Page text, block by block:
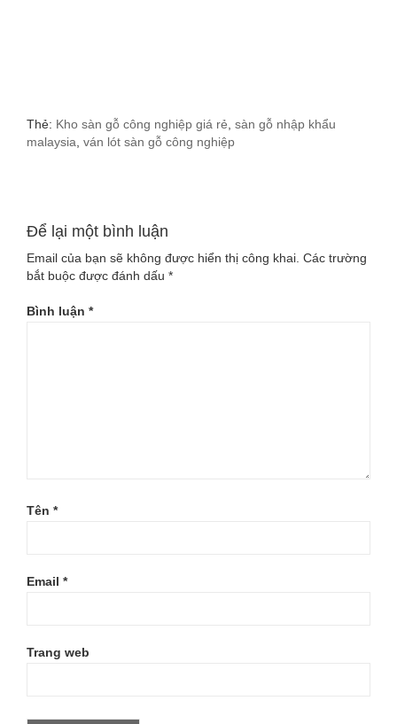
Thẻ: Kho sàn gỗ công nghiệp giá rẻ, sàn gỗ nhập khẩu
malaysia, ván lót sàn gỗ công nghiệp
Để lại một bình luận
Email của bạn sẽ không được hiển thị công khai. Các trường
bắt buộc được đánh dấu *
Bình luận *
Tên *
Email *
Trang web